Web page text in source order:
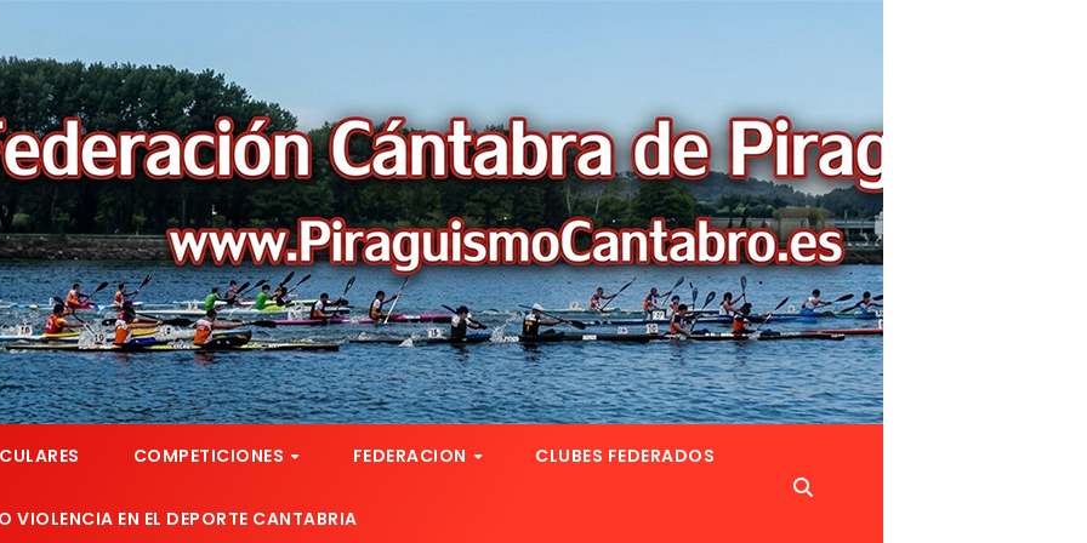
COMPETICIONES FEDERACION CLUBES FEDERADOS
VIOLENCIA EN EL DEPORTE CANTABRIA